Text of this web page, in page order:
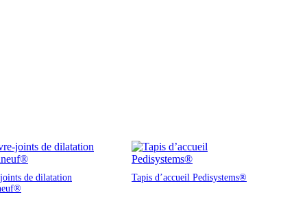
de dilatation
Tapis d’accueil Pedisystems®